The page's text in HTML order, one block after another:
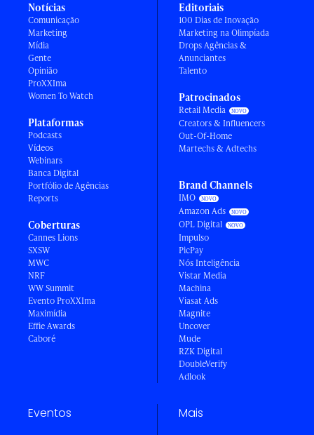
Notícias
Comunicação
Marketing
Mídia
Gente
Opinião
ProXXIma
Women To Watch
Plataformas
Podcasts
Vídeos
Webinars
Banca Digital
Portfólio de Agências
Reports
Coberturas
Cannes Lions
SXSW
MWC
NRF
WW Summit
Evento ProXXIma
Maximídia
Effie Awards
Caboré
Editoriais
100 Dias de Inovação
Marketing na Olimpíada
Drops Agências &
Anunciantes
Talento
Patrocinados
Retail Media
Creators & Influencers
Out-Of-Home
Martechs & Adtechs
Brand Channels
IMO
Amazon Ads
OPL Digital
Impulso
PicPay
Nós Inteligência
Vistar Media
Machina
Viasat Ads
Magnite
Uncover
Mude
RZK Digital
DoubleVerify
Adlook
Eventos Mais